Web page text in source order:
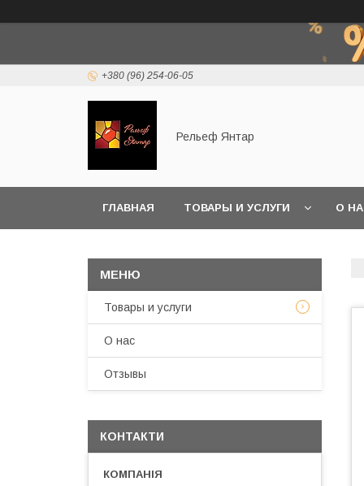
+380 (96) 254-06-05
Рельеф Янтар
ГЛАВНАЯ ТОВАРЫ И УСЛУГИ О
Товары и услуги
О нас
Отзывы
КОНТАКТИ